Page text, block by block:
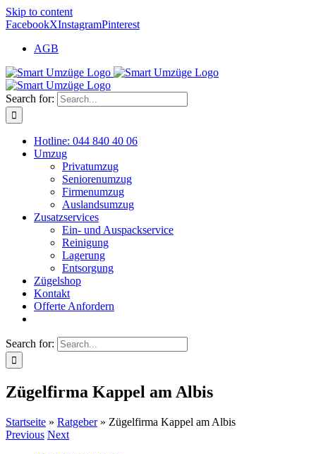
Skip to content
FacebookXInstagramPinterest
AGB
Search for:
Hotline: 044 840 40 06
Umzug
Privatumzug
Seniorenumzug
Firmenumzug
Auslandsumzug
Zusatzservices
Ein- und Auspackservice
Reinigung
Lagerung
Entsorgung
Zügelshop
Kontakt
Offerte Anfordern
Search for:
Zügelfirma Kappel am Albis
Startseite » Ratgeber» Zügelfirma Kappel am Albis
Previous Next